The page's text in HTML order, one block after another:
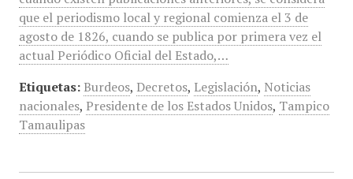
que el periodismo local y regional comienza el 3 de
agosto de 1826, cuando se publica por primera vez el
actual Periódico Oficial del Estado,…
Etiquetas: Burdeos, Decretos, Legislación, Noticias
nacionales, Presidente de los Estados Unidos, Tampico
Tamaulipas